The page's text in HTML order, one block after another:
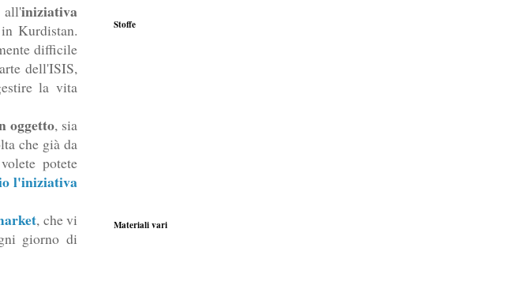
iniziativa
Kurdistan.
difficile
dell'ISIS,
la vita
oggetto, sia
che già da
potete
l'iniziativa
, che vi
giorno di
Stoffe
Materiali vari